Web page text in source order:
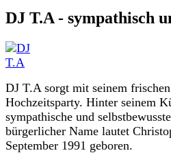
DJ T.A - sympathisch
DJ T.A sorgt mit seinem
Hochzeitsparty. Hinter seinem
sympathische und
bürgerlicher Name lautet
September 1991 geboren.